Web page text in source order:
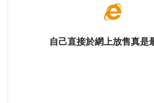
自己直接於網上放售真是